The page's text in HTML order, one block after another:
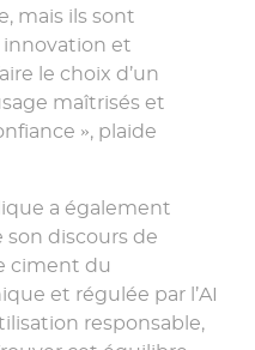
mais ils sont
et
le choix d’un
maîtrisés et
», plaide
a également
son discours de
ciment du
et régulée par l’AI
responsable,